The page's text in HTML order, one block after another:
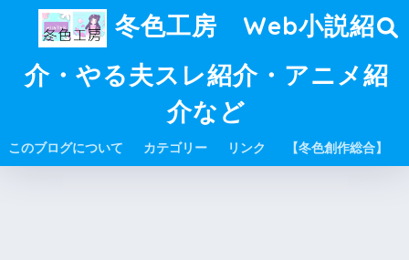
冬色工房 Web小説紹
介・やる夫スレ紹介・アニメ紹
介など
このブログについて カテゴリー リンク 【冬色創作総合】